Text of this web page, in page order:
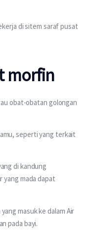
di sitem saraf pusat
morfin
obat-obatan golongan
seperti yang terkait
di kandung
mada dapat
masuk ke dalam Air
pada bayi.